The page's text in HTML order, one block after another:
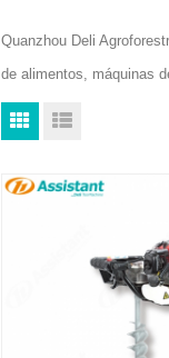
Quanzhou Deli
de alimentos, máquinas